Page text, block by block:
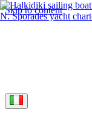
Skip to content